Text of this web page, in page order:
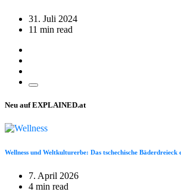
31. Juli 2024
11 min read
Neu auf EXPLAINED.at
Wellness und Weltkulturerbe: Das tschechische Bäderdreieck
7. April 2026
4 min read